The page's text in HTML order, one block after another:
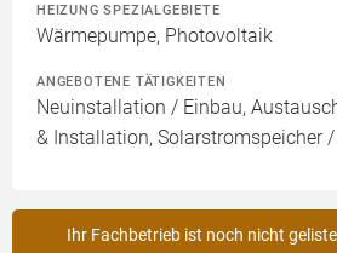
HEIZUNG SPEZIALGEBIETE
Wärmepumpe, Photovoltaik
ANGEBOTENE TÄTIGKEITEN
Neuinstallation / Einbau,
& Installation, Solarstromspeicher
Ihr Fachbetrieb ist noch nicht